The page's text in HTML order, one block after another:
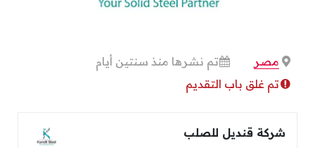
مصر
تم نشرها منذ سنتين أيام
تم غلق باب التقديم
شركة قنديل للصلب